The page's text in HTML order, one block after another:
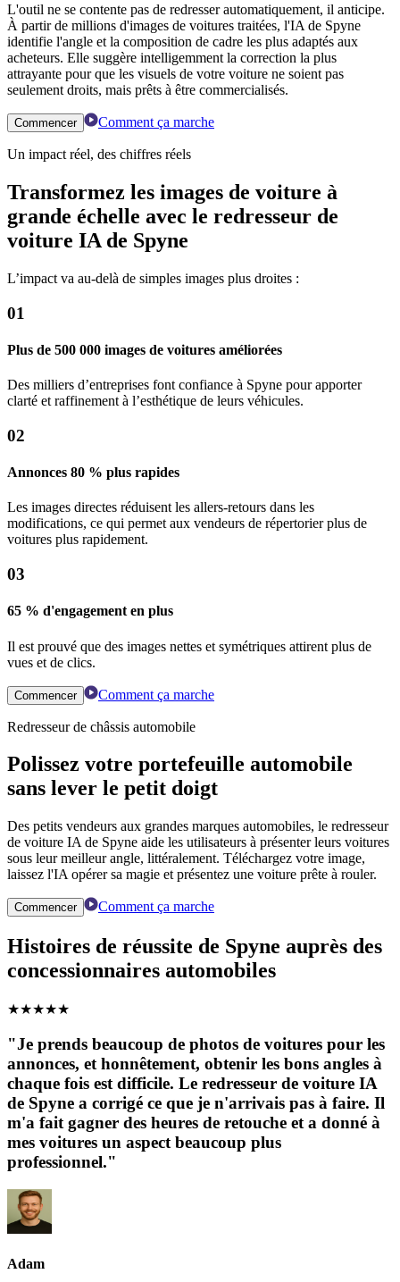
L'outil ne se contente pas de redresser automatiquement, il anticipe.
À partir de millions d'images de voitures traitées, l'IA de Spyne
identifie l'angle et la composition de cadre les plus adaptés aux
acheteurs. Elle suggère intelligemment la correction la plus
attrayante pour que les visuels de votre voiture ne soient pas
seulement droits, mais prêts à être commercialisés.
Commencer Comment ça marche
Un impact réel, des chiffres réels
Transformez les images de voiture à
grande échelle avec le redresseur de
voiture IA de Spyne
L’impact va au-delà de simples images plus droites :
01
Plus de 500 000 images de voitures améliorées
Des milliers d’entreprises font confiance à Spyne pour apporter
clarté et raffinement à l’esthétique de leurs véhicules.
02
Annonces 80 % plus rapides
Les images directes réduisent les allers-retours dans les
modifications, ce qui permet aux vendeurs de répertorier plus de
voitures plus rapidement.
03
65 % d'engagement en plus
Il est prouvé que des images nettes et symétriques attirent plus de
vues et de clics.
Commencer Comment ça marche
Redresseur de châssis automobile
Polissez votre portefeuille automobile
sans lever le petit doigt
Des petits vendeurs aux grandes marques automobiles, le redresseur
de voiture IA de Spyne aide les utilisateurs à présenter leurs voitures
sous leur meilleur angle, littéralement. Téléchargez votre image,
laissez l'IA opérer sa magie et présentez une voiture prête à rouler.
Commencer Comment ça marche
Histoires de réussite de Spyne auprès des
concessionnaires automobiles
★★★★★
"Je prends beaucoup de photos de voitures pour les
annonces, et honnêtement, obtenir les bons angles à
chaque fois est difficile. Le redresseur de voiture IA
de Spyne a corrigé ce que je n'arrivais pas à faire. Il
m'a fait gagner des heures de retouche et a donné à
mes voitures un aspect beaucoup plus
professionnel."
Adam